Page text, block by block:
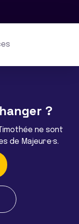
?
ne sont
de Majeur·e·s.